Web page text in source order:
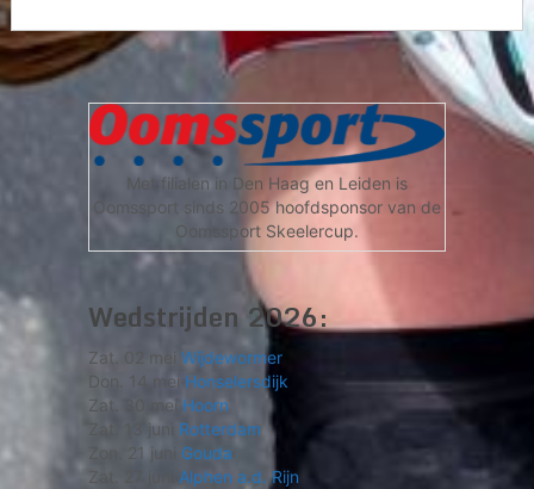
Met filialen in Den Haag en Leiden is
Oomssport sinds 2005 hoofdsponsor van de
Oomssport Skeelercup.
Wedstrijden 2026:
Zat. 02 mei Wijdewormer
Don. 14 mei Honselersdijk
Zat. 30 mei Hoorn
Zat. 13 juni Rotterdam
Zon. 21 juni Gouda
Zat. 27 juni Alphen a.d. Rijn